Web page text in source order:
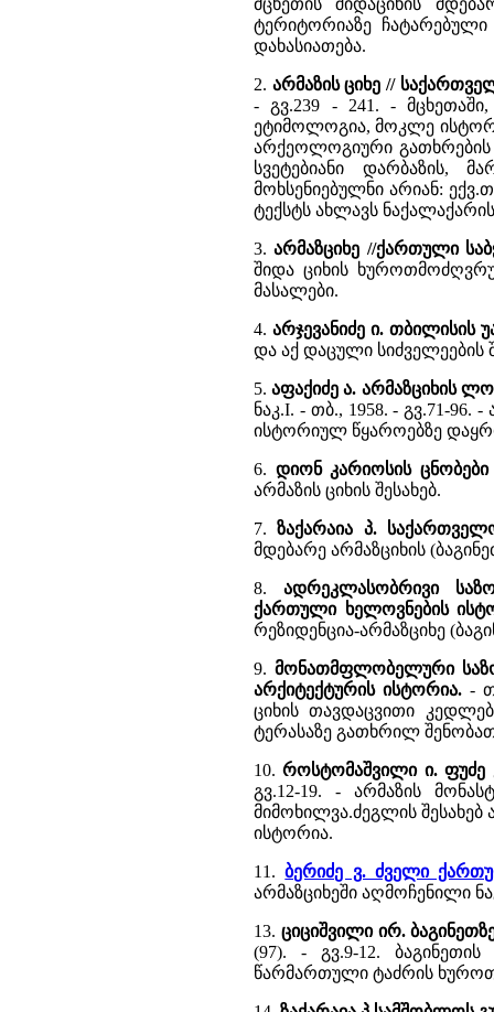
მცხეთის შიდაციხის
ტერიტორიაზე
დახასიათება.
2. არმაზის ციხე //
- გვ.239 - 241. -
ეტიმოლოგია, მოკლე
არქეოლოგიური გათხრების
სვეტებიანი დარბაზის,
მოხსენიებულნი არიან:
ტექსტს ახლავს
3.არმაზციხე //ქართული
შიდა ციხის
მასალები.
4. არჯევანიძე ი. თბილისის
და აქ დაცული სიძველეების
5.აფაქიძე ა. არმაზციხის
ნაკ.I. - თბ., 1958. - გვ.71-
ისტორიულ წყაროებზე
6. დიონ კარიოსის
არმაზის ციხის შესახებ.
7.ზაქარაია პ.
მდებარე არმაზციხის
8. ადრეკლასობრივი
ქართული ხელოვნების
რეზიდენცია-არმაზციხე
9. მონათმფლობელური
არქიტექტურის ისტორია.-
ციხის თავდაცვითი
ტერასაზე გათხრილ
10.როსტომაშვილი ი. ფუძე
გვ.12-19. - არმაზის
მიმოხილვა.ძეგლის
ისტორია.
11.ბერიძე ვ. ძველი
არმაზციხეში აღმოჩენილი
13. ციციშვილი ირ.
(97). - გვ.9-12.
წარმართული ტაძრის